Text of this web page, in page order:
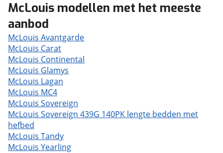
McLouis modellen met het meeste
aanbod
McLouis Avantgarde
McLouis Carat
McLouis Continental
McLouis Glamys
McLouis Lagan
McLouis MC4
McLouis Sovereign
McLouis Sovereign 439G 140PK lengte bedden met
hefbed
McLouis Tandy
McLouis Yearling